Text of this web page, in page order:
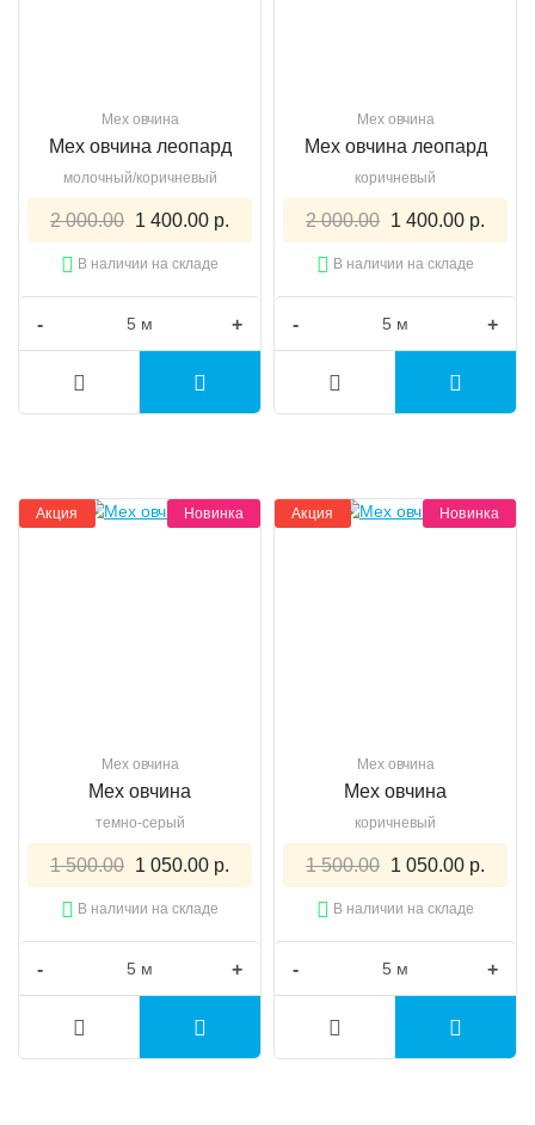
Мех овчина
Мех овчина леопард
молочный/коричневый
2 000.00 1 400.00 р.
В наличии на складе
- +
Мех овчина
Мех овчина леопард
коричневый
2 000.00 1 400.00 р.
В наличии на складе
- +
Акция Новинка
Мех овчина
Мех овчина
темно-серый
1 500.00 1 050.00 р.
В наличии на складе
- +
Акция Новинка
Мех овчина
Мех овчина
коричневый
1 500.00 1 050.00 р.
В наличии на складе
- +